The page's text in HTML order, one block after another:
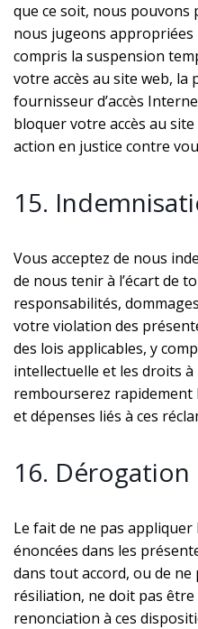
que ce soit, nous pouvons
nous jugeons
compris la suspension
votre accès au site web, la
fournisseur d’accès
bloquer votre accès au
action en justice contre
15.
Vous acceptez de nous
de nous tenir à l’écart de
responsabilités,
votre violation des
des lois applicables, y
intellectuelle et les droits à
rembourserez rapidement
et dépenses liés à ces
16. Dérogation
Le fait de ne pas appliquer
énoncées dans les
dans tout accord, ou de
résiliation, ne doit pas
renonciation à ces